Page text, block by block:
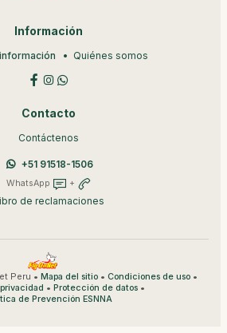
Información
Quiénes somos
Contacto
Contáctenos
+51 91518-1506
WhatsApp +
de reclamaciones
Peru • Mapa del sitio• Condiciones de uso•
• Protección de datos•
de Prevención ESNNA